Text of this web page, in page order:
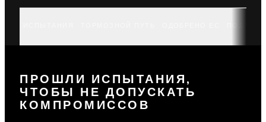
ПРОШЛИ ИСПЫТАНИЯ,
ЧТОБЫ НЕ ДОПУСКАТЬ
КОМПРОМИССОВ